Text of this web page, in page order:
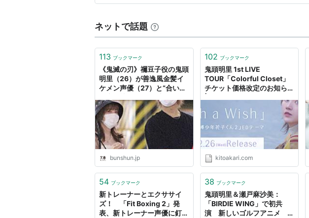
ネットで話題
113 ブックマーク
《鬼滅の刃》禰豆子役の鬼頭
明里（26）が善逸風金髪イ
ケメン声優（27）と“合いカ
ってます」 | 文春オンライン
bunshun.jp
102 ブックマーク
鬼頭明里 1st LIVE
TOUR「Colorful Closet」
チケット価格改定のお知らせ
kitoakari.com
54 ブックマーク
新トレーナーとエクササイ
ズ！ 「Fit Boxing 2」発
表、新トレーナー声優に釘宮
38 ブックマーク
鬼頭明里＆瀬戸麻沙美：
「BIRDIE WING」で初共
演 新しいゴルフアニメ こ